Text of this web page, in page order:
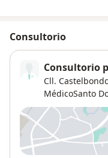
Consultorio
Consultorio
Cll.
MédicoSanto